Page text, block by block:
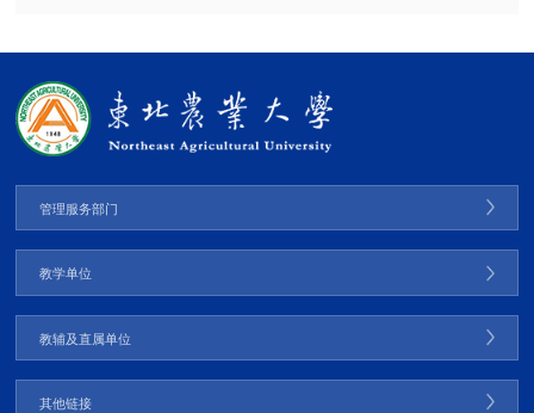
管理服务部门
教学单位
教辅及直属单位
其他链接